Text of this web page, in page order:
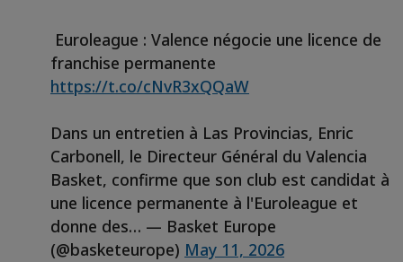
Euroleague : Valence négocie une licence de
franchise permanente
https://t.co/cNvR3xQQaW
Dans un entretien à Las Provincias, Enric
Carbonell, le Directeur Général du Valencia
Basket, confirme que son club est candidat à
une licence permanente à l'Euroleague et
donne des… — Basket Europe
(@basketeurope) May 11, 2026